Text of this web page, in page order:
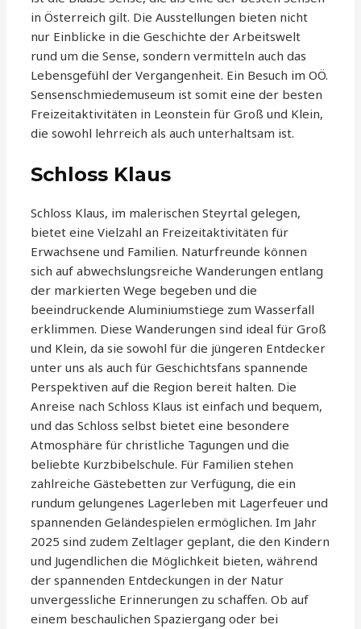
in Österreich gilt. Die Ausstellungen bieten nicht
nur Einblicke in die Geschichte der Arbeitswelt
rund um die Sense, sondern vermitteln auch das
Lebensgefühl der Vergangenheit. Ein Besuch im OÖ.
Sensenschmiedemuseum ist somit eine der besten
Freizeitaktivitäten in Leonstein für Groß und Klein,
die sowohl lehrreich als auch unterhaltsam ist.
Schloss Klaus
Schloss Klaus, im malerischen Steyrtal gelegen,
bietet eine Vielzahl an Freizeitaktivitäten für
Erwachsene und Familien. Naturfreunde können
sich auf abwechslungsreiche Wanderungen entlang
der markierten Wege begeben und die
beeindruckende Aluminiumstiege zum Wasserfall
erklimmen. Diese Wanderungen sind ideal für Groß
und Klein, da sie sowohl für die jüngeren Entdecker
unter uns als auch für Geschichtsfans spannende
Perspektiven auf die Region bereit halten. Die
Anreise nach Schloss Klaus ist einfach und bequem,
und das Schloss selbst bietet eine besondere
Atmosphäre für christliche Tagungen und die
beliebte Kurzbibelschule. Für Familien stehen
zahlreiche Gästebetten zur Verfügung, die ein
rundum gelungenes Lagerleben mit Lagerfeuer und
spannenden Geländespielen ermöglichen. Im Jahr
2025 sind zudem Zeltlager geplant, die den Kindern
und Jugendlichen die Möglichkeit bieten, während
der spannenden Entdeckungen in der Natur
unvergessliche Erinnerungen zu schaffen. Ob auf
einem beschaulichen Spaziergang oder bei